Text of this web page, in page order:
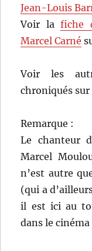
Jean-Louis
Voir lafiche
Marcel Carné
Voir les
chroniqués
Remarque :
Le chanteur
Marcel
n’est autre
(qui a
il est ici au
dans le